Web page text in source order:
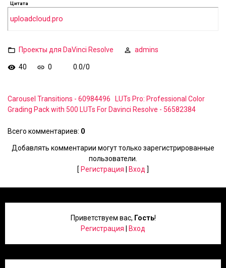
Цитата
uploadcloud.pro
Проекты для DaVinci Resolve admins
40 0 0.0/0
Carousel Transitions - 60984496
LUTs Pro: Professional Color
Grading Pack with 500 LUTs For Davinci Resolve - 56582384
Всего комментариев: 0
Добавлять комментарии могут только зарегистрированные
пользователи.
[ Регистрация Вход ]
Приветствуем вас, Гость!
Регистрация
Вход